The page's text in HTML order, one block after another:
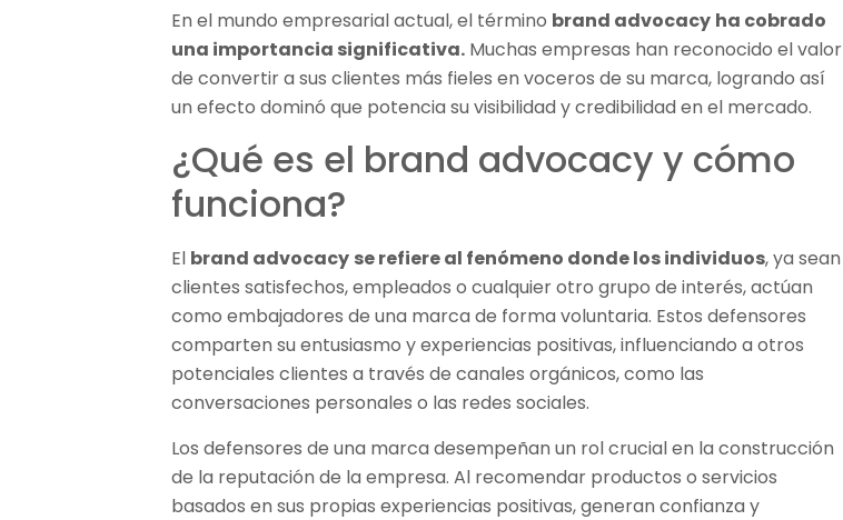
En el mundo empresarial actual, el término brand advocacy ha cobrado
una importancia significativa. Muchas empresas han reconocido el valor
de convertir a sus clientes más fieles en voceros de su marca, logrando así
un efecto dominó que potencia su visibilidad y credibilidad en el mercado.
¿Qué es el brand advocacy y cómo
funciona?
El brand advocacy se refiere al fenómeno donde los individuos, ya sean
clientes satisfechos, empleados o cualquier otro grupo de interés, actúan
como embajadores de una marca de forma voluntaria. Estos defensores
comparten su entusiasmo y experiencias positivas, influenciando a otros
potenciales clientes a través de canales orgánicos, como las
conversaciones personales o las redes sociales.
Los defensores de una marca desempeñan un rol crucial en la construcción
de la reputación de la empresa. Al recomendar productos o servicios
basados en sus propias experiencias positivas, generan confianza y